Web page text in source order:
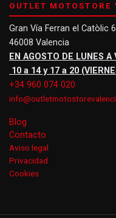
OUTLET MOTOSTORE
Gran Vía Ferran el Catòlic
46008 Valencia
EN AGOSTO DE LUNES A
10 a 14 y 17 a 20
+34 960 074 020
Blog
Contacto
Aviso legal
Privacidad
Cookies